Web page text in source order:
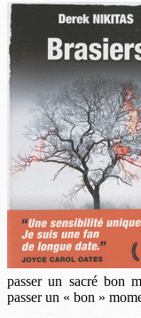
passer un sacré bon
passer un « bon »